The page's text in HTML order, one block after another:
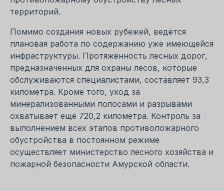
территорий.
Помимо создания новых рубежей, ведётся
плановая работа по содержанию уже имеющейся
инфраструктуры. Протяжённость лесных дорог,
предназначенных для охраны лесов, которые
обслуживаются специалистами, составляет 93,3
километра. Кроме того, уход за
минерализованными полосами и разрывами
охватывает ещё 720,2 километра. Контроль за
выполнением всех этапов противопожарного
обустройства в постоянном режиме
осуществляет министерство лесного хозяйства и
пожарной безопасности Амурской области.